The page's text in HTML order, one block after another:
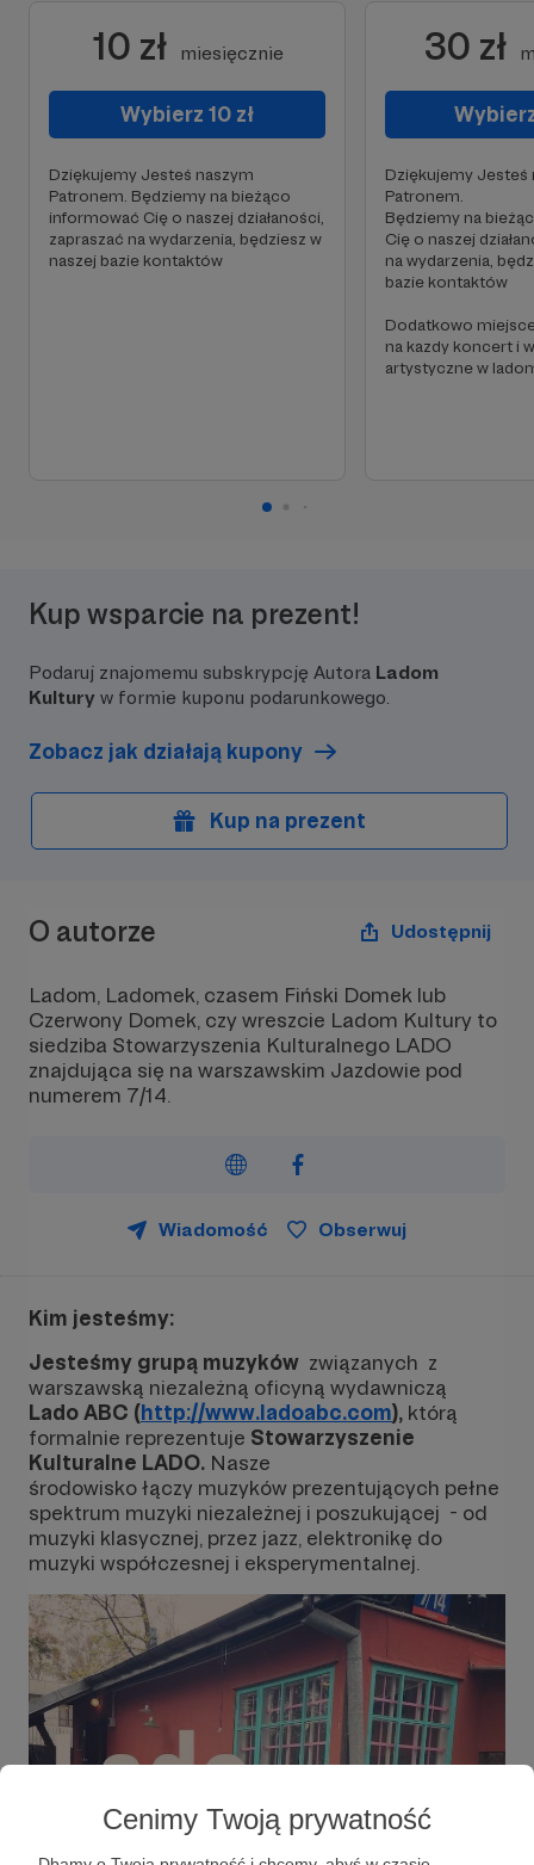
Cenimy Twoją prywatność
10 zł miesięcznie
Wybierz 10 zł
Dziękujemy Jesteś naszym
Patronem. Będziemy na bieżąco
informować Cię o naszej działaności,
zapraszać na wydarzenia, będziesz w
naszej bazie kontaktów
30 zł
Dziękujemy Jesteś
Patronem.
Będziemy na
Cię o naszej
na wydarzenia,
bazie kontaktów
Dodatkowo
na kazdy koncert i
artystyczne w
Kup wsparcie na prezent!
Podaruj znajomemu subskrypcję Autora Ladom
Kultury w formie kuponu podarunkowego.
Zobacz jak działają kupony
Kup na prezent
O autorze Udostępnij
Ladom, Ladomek, czasem Fiński Domek lub
Czerwony Domek, czy wreszcie Ladom Kultury to
siedziba Stowarzyszenia Kulturalnego LADO
znajdująca się na warszawskim Jazdowie pod
numerem 7/14.
Wiadomość Obserwuj
Kim jesteśmy:
Jesteśmy grupą muzyków związanych z
warszawską niezależną oficyną wydawniczą
Lado ABC (http://www.ladoabc.com), którą
formalnie reprezentuje Stowarzyszenie
Kulturalne LADO. Nasze
środowisko łączy muzyków prezentujących pełne
spektrum muzyki niezależnej i poszukującej - od
muzyki klasycznej, przez jazz, elektronikę do
muzyki współczesnej i eksperymentalnej.